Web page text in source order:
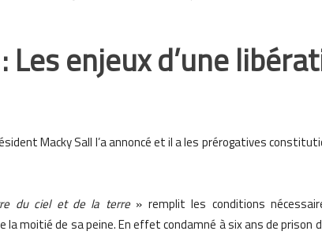
Les enjeux d’une
Macky Sall l’a annoncé et il a les prérogatives
du ciel et de la terre» remplit les conditions
la moitié de sa peine. En effet condamné à six ans de prison